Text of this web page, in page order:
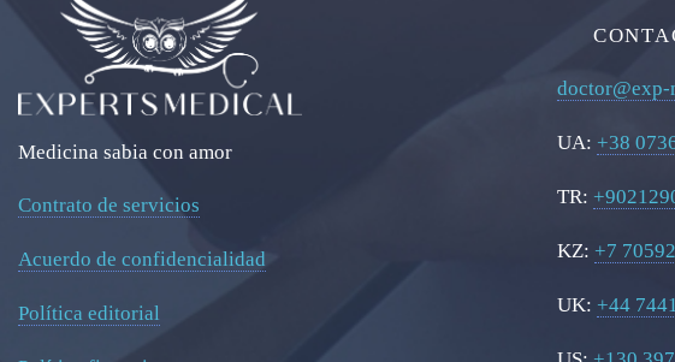
Medicina sabia con amor
Contrato de servicios
Acuerdo de confidencialidad
Política editorial
UA: +38
TR:
KZ: +7
UK: +44